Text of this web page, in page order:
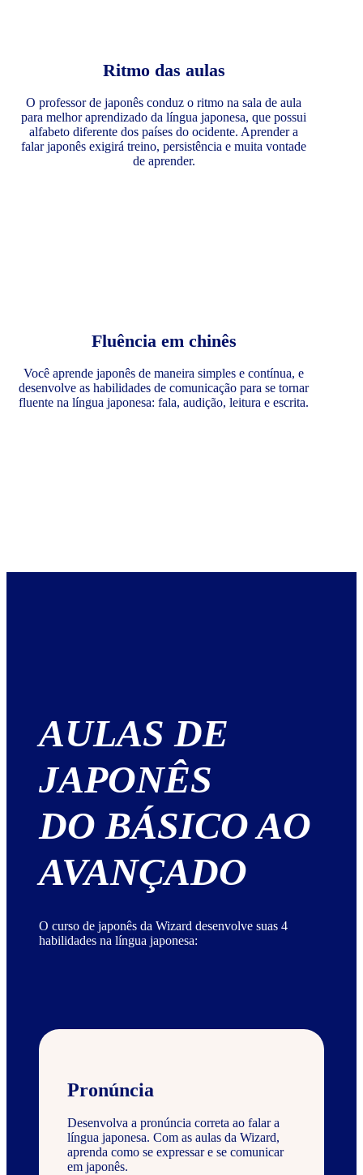
Ritmo das aulas
O professor de japonês conduz o ritmo na sala de aula
para melhor aprendizado da língua japonesa, que possui
alfabeto diferente dos países do ocidente. Aprender a
falar japonês exigirá treino, persistência e muita vontade
de aprender.
Fluência em chinês
Você aprende japonês de maneira simples e contínua, e
desenvolve as habilidades de comunicação para se tornar
fluente na língua japonesa: fala, audição, leitura e escrita.
AULAS DE
JAPONÊS
DO BÁSICO AO
AVANÇADO
O curso de japonês da Wizard desenvolve suas 4
habilidades na língua japonesa:
Pronúncia
Desenvolva a pronúncia correta ao falar a
língua japonesa. Com as aulas da Wizard,
aprenda como se expressar e se comunicar
em japonês.